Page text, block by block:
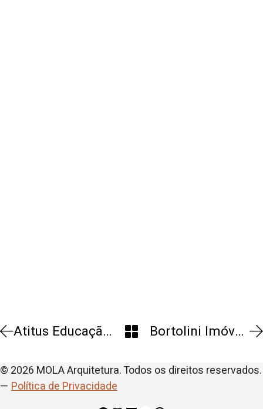
Bortolini Imóveis | Sede
Atitus Educação | Campus Novo Passo Fundo
© 2026 MOLA Arquitetura. Todos os direitos reservados.
— Política de Privacidade